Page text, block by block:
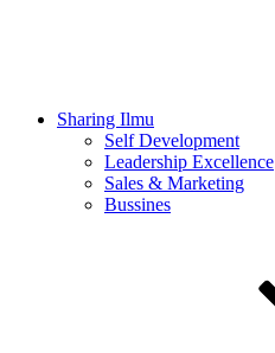
Sharing Ilmu
Self Development
Leadership Excellence
Sales & Marketing
Bussines